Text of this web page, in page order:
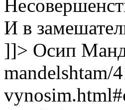
И в
]]> Осип
mandelshtam/